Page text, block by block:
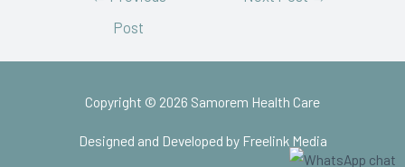
navigation
Post
Copyright © 2026 Samorem Health Care
Designed and Developed by Freelink Media